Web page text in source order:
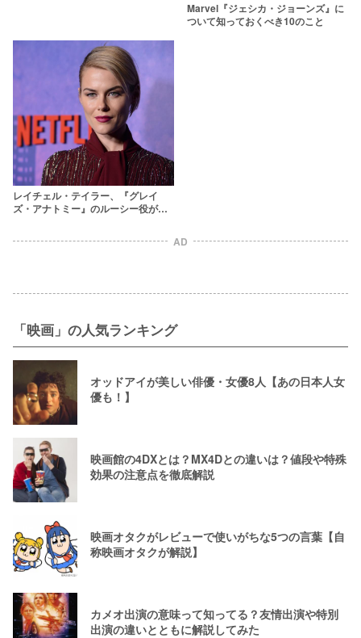
Marvel『ジェシカ・ジョーンズ』に
ついて知っておくべき10のこと
レイチェル・テイラー、『グレイ
ズ・アナトミー』のルーシー役が
AD
「映画」の人気ランキング
オッドアイが美しい俳優・女優8人【あの日本人女
優も！】
映画館の4DXとは？MX4Dとの違いは？値段や特殊
効果の注意点を徹底解説
映画オタクがレビューで使いがちな5つの言葉【自
称映画オタクが解説】
カメオ出演の意味って知ってる？友情出演や特別
出演の違いとともに解説してみた